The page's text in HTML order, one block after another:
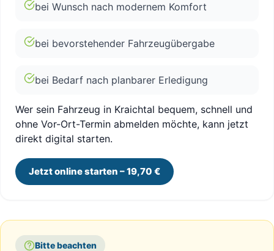
bei Wunsch nach modernem Komfort
bei bevorstehender Fahrzeugübergabe
bei Bedarf nach planbarer Erledigung
Wer sein Fahrzeug in Kraichtal bequem, schnell und
ohne Vor-Ort-Termin abmelden möchte, kann jetzt
direkt digital starten.
Jetzt online starten – 19,70 €
Bitte beachten